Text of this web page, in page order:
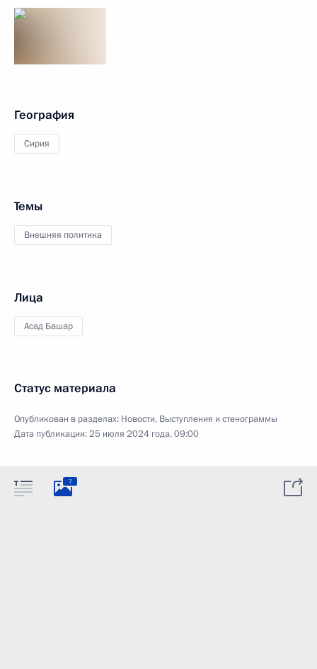
География
Сирия
Темы
Внешняя политика
Лица
Асад Башар
Статус материала
Опубликован в разделах: Новости, Выступления и стенограммы
Дата публикации:25 июля 2024 года, 09:00
7